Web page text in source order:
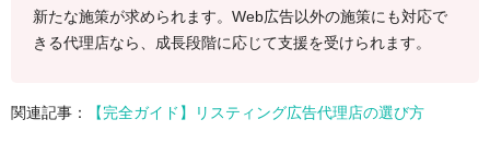
新たな施策が求められます。Web広告以外の施策にも対応で
きる代理店なら、成長段階に応じて支援を受けられます。
関連記事： 【完全ガイド】リスティング広告代理店の選び方